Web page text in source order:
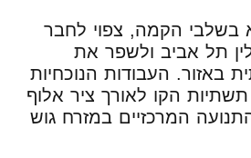
בשלבי הקמה, צפוי לחבר
תל אביב ולשפר את
באזור. העבודות הנוכחיות
הקו לאורך ציר אלוף
המרכזיים במזרח גוש